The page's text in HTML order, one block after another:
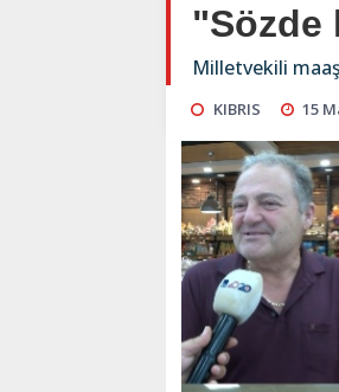
"Sözde
Milletvekili
KIBRIS 15